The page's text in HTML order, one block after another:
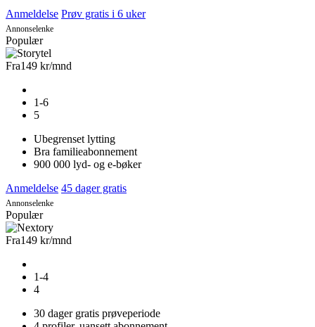
Anmeldelse Prøv gratis i 6 uker
Annonselenke
Populær
Fra149 kr/mnd
1-6
5
Ubegrenset lytting
Bra familieabonnement
900 000 lyd- og e-bøker
Anmeldelse 45 dager gratis
Annonselenke
Populær
Fra149 kr/mnd
1-4
4
30 dager gratis prøveperiode